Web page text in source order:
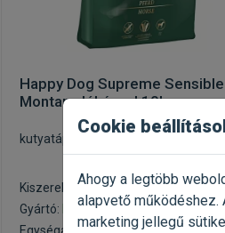
Happy Dog Supreme Sensible
Montana lóhússal 10kg
kutyatáp érzékeny kutyáknak
Kiszerelés: 10kg / Zsák
Gyártó:
Happy Dog
Cookie
Ahogy a legtöbb
alapvető működéshez.
marketing jellegű